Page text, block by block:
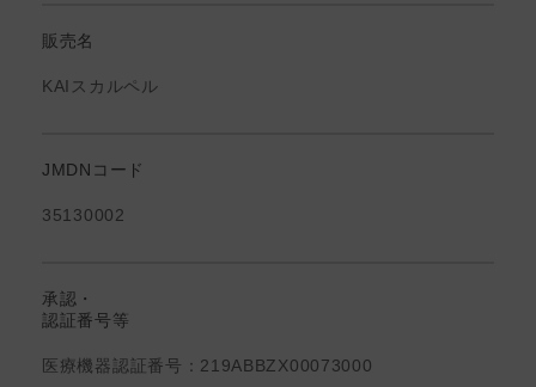
販売名
KAIスカルペル
JMDNコード
35130002
承認・
認証番号等
医療機器認証番号：219ABBZX00073000